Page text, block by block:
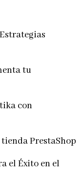
tu
con
PrestaShop
el Éxito en el